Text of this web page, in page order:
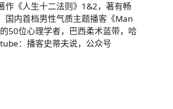
作《人生十二法则》1&2，著有畅
国内首档男性气质主题播客《Man
50位心理学者，巴西柔术蓝带，哈
：播客史蒂夫说，公众号